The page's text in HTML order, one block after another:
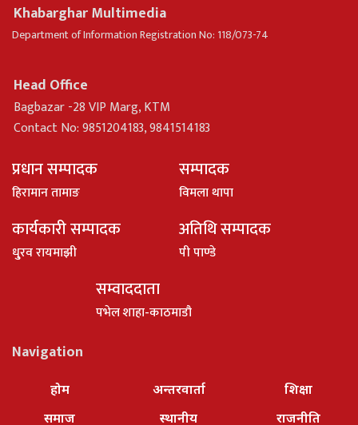
Khabarghar Multimedia
Department of Information Registration No: 118/073-74
Head Office
Bagbazar -28 VIP Marg, KTM
Contact No: 9851204183, 9841514183
प्रधान सम्पादक
हिरामान तामाङ
सम्पादक
विमला थापा
कार्यकारी सम्पादक
धु्रव रायमाझी
अतिथि सम्पादक
पी पाण्डे
सम्वाददाता
पभेल शाहा-काठमाडौ
Navigation
होम
समाज
अन्तरवार्ता
स्थानीय
शिक्षा
राजनीति